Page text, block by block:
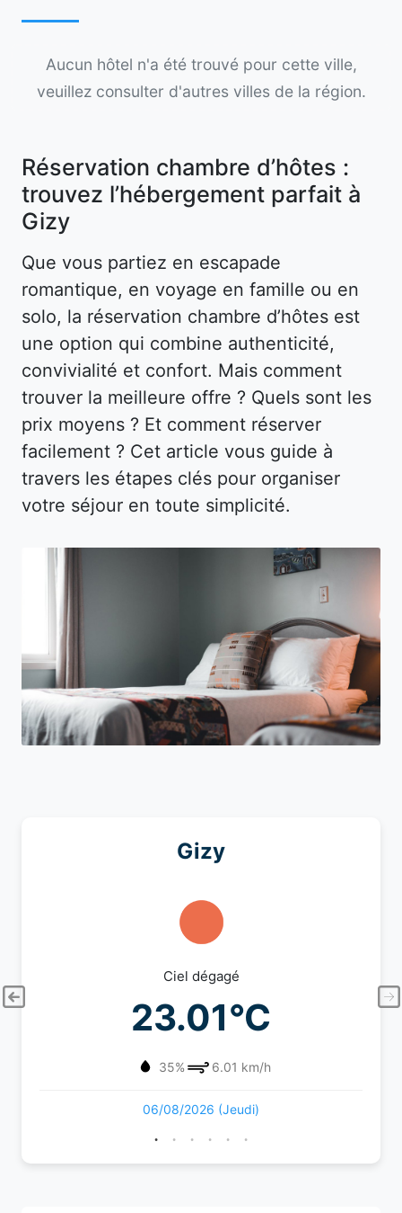
Aucun hôtel n'a été trouvé pour cette ville,
veuillez consulter d'autres villes de la région.
Réservation chambre d’hôtes :
trouvez l’hébergement parfait à
Gizy
Que vous partiez en escapade
romantique, en voyage en famille ou en
solo, la réservation chambre d’hôtes est
une option qui combine authenticité,
convivialité et confort. Mais comment
trouver la meilleure offre ? Quels sont les
prix moyens ? Et comment réserver
facilement ? Cet article vous guide à
travers les étapes clés pour organiser
votre séjour en toute simplicité.
Gizy
Ciel dégagé
23.01°C
35% 6.01 km/h
06/08/2026 (Jeudi)